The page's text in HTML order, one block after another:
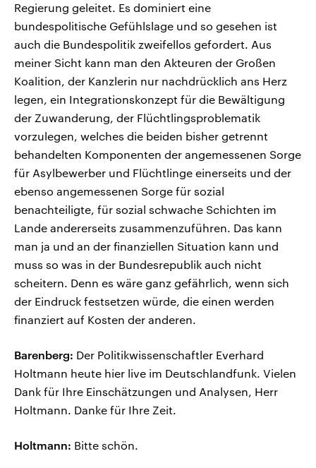
Regierung geleitet. Es dominiert eine
bundespolitische Gefühlslage und so gesehen ist
auch die Bundespolitik zweifellos gefordert. Aus
meiner Sicht kann man den Akteuren der Großen
Koalition, der Kanzlerin nur nachdrücklich ans Herz
legen, ein Integrationskonzept für die Bewältigung
der Zuwanderung, der Flüchtlingsproblematik
vorzulegen, welches die beiden bisher getrennt
behandelten Komponenten der angemessenen Sorge
für Asylbewerber und Flüchtlinge einerseits und der
ebenso angemessenen Sorge für sozial
benachteiligte, für sozial schwache Schichten im
Lande andererseits zusammenzuführen. Das kann
man ja und an der finanziellen Situation kann und
muss so was in der Bundesrepublik auch nicht
scheitern. Denn es wäre ganz gefährlich, wenn sich
der Eindruck festsetzen würde, die einen werden
finanziert auf Kosten der anderen.
Barenberg: Der Politikwissenschaftler Everhard
Holtmann heute hier live im Deutschlandfunk. Vielen
Dank für Ihre Einschätzungen und Analysen, Herr
Holtmann. Danke für Ihre Zeit.
Holtmann: Bitte schön.